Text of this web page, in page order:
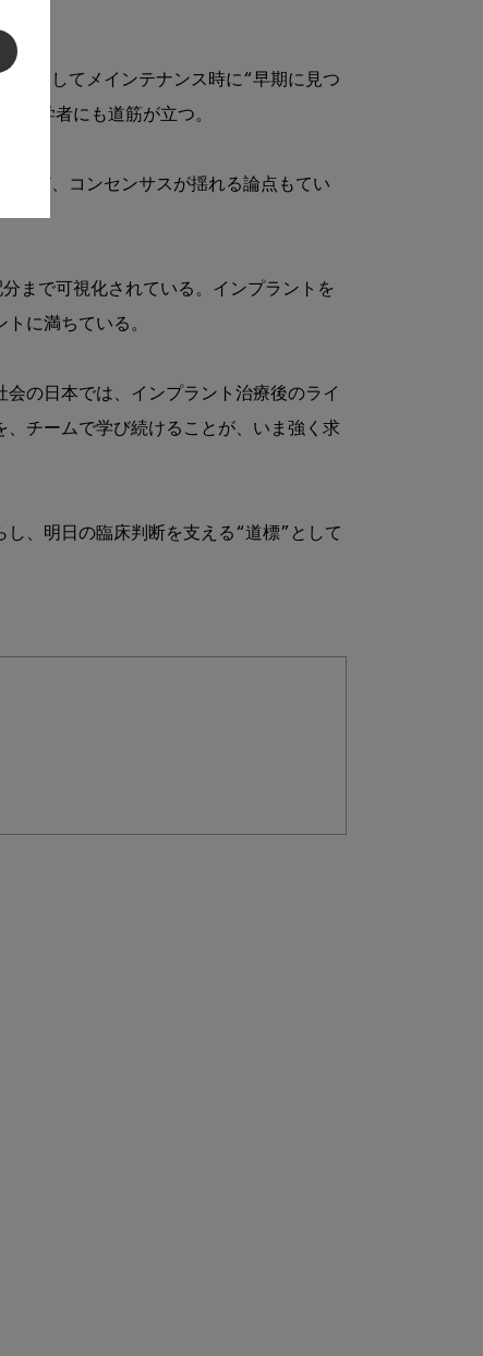
、そしてメインテナンス時に“早期に見つ
初学者にも道筋が立つ。
など、コンセンサスが揺れる論点もてい
まで可視化されている。インプラントを
に満ちている。
の日本では、インプラント治療後のライ
チームで学び続けることが、いま強く求
、明日の臨床判断を支える“道標”として